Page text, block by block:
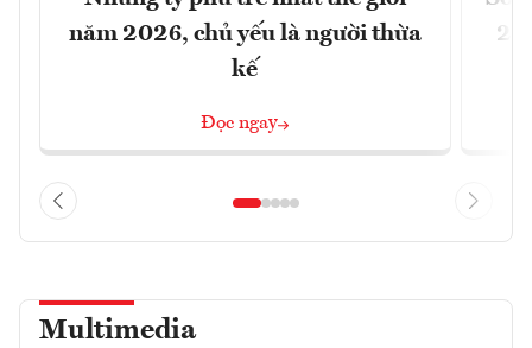
năm 2026, chủ yếu là người thừa
kế
Đọc ngay
Multimedia